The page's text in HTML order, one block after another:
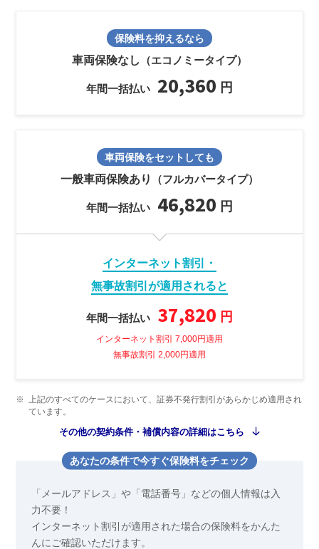
保険料を抑えるなら
車両保険なし （エコノミータイプ）
年間一括払い 20,360 円
車両保険をセットしても
一般車両保険あり （フルカバータイプ）
年間一括払い 46,820 円
インターネット割引・
無事故割引が適用されると
年間一括払い 37,820 円
インターネット割引 7,000円適用
無事故割引 2,000円適用
※ 上記のすべてのケースにおいて、証券不発行割引があらかじめ適用され
ています。
その他の契約条件・補償内容の詳細はこちら
あなたの条件で今すぐ保険料をチェック
「メールアドレス」や「電話番号」などの個人情報は入
力不要！
インターネット割引が適用された場合の保険料をかんた
んにご確認いただけます。